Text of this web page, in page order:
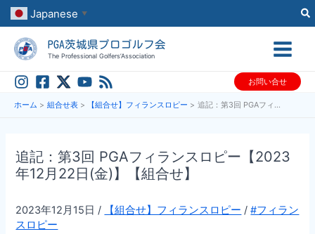
容
Japanese ▼
PGA茨城県プロゴルフ会
The Professional Golfers’Association
お問い合せ
ホーム 組合せ表 【組合せ】フィランスロピー 追記：第3回 PGAフィランスロピー【2023年12月22日(金)】【組合せ】
追記：第3回 PGAフィランスロピー【2023
年12月22日(金)】【組合せ】
2023年12月15日 / 【組合せ】フィランスロピー /#フィラン
スロピー